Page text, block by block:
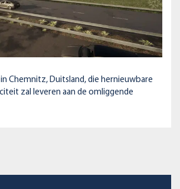
Chemnitz, Duitsland, die hernieuwbare
zal leveren aan de omliggende